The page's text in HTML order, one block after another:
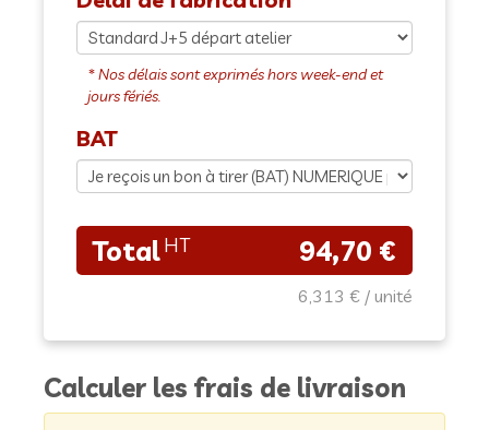
BAT
94,70 €
6,313 €
Calculer les frais de livraison